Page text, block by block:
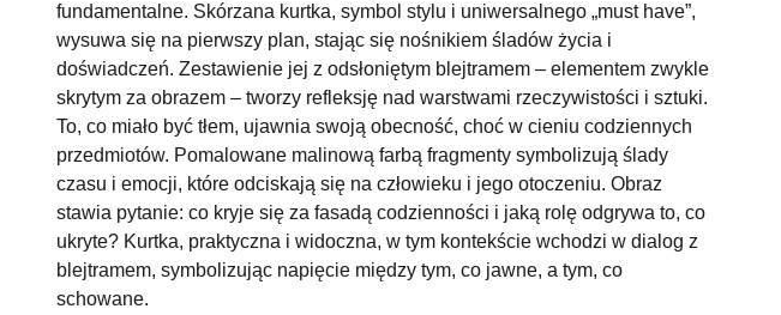
fundamentalne. Skórzana kurtka, symbol stylu i uniwersalnego „must have”,
wysuwa się na pierwszy plan, stając się nośnikiem śladów życia i
doświadczeń. Zestawienie jej z odsłoniętym blejtramem – elementem zwykle
skrytym za obrazem – tworzy refleksję nad warstwami rzeczywistości i sztuki.
To, co miało być tłem, ujawnia swoją obecność, choć w cieniu codziennych
przedmiotów. Pomalowane malinową farbą fragmenty symbolizują ślady
czasu i emocji, które odciskają się na człowieku i jego otoczeniu. Obraz
stawia pytanie: co kryje się za fasadą codzienności i jaką rolę odgrywa to, co
ukryte? Kurtka, praktyczna i widoczna, w tym kontekście wchodzi w dialog z
blejtramem, symbolizując napięcie między tym, co jawne, a tym, co
schowane.